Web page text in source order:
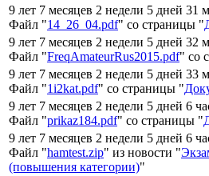
9 лет 7 месяцев 2 недели 5 дней 31
Файл "14_26_04.pdf" со страницы "
9 лет 7 месяцев 2 недели 5 дней 32
Файл "FreqAmateurRus2015.pdf" со
9 лет 7 месяцев 2 недели 5 дней 33
Файл "1i2kat.pdf" со страницы "
9 лет 7 месяцев 2 недели 5 дней 6
Файл "prikaz184.pdf" со страницы "
9 лет 7 месяцев 2 недели 5 дней 6
Файл "hamtest.zip" из новости "
(повышения категории)"